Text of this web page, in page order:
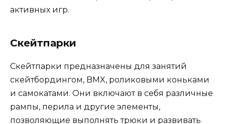
активных игр.
Скейтпарки
Скейтпарки предназначены для занятий
скейтбордингом, BMX, роликовыми коньками
и самокатами. Они включают в себя различные
рампы, перила и другие элементы,
позволяющие выполнять трюки и развивать